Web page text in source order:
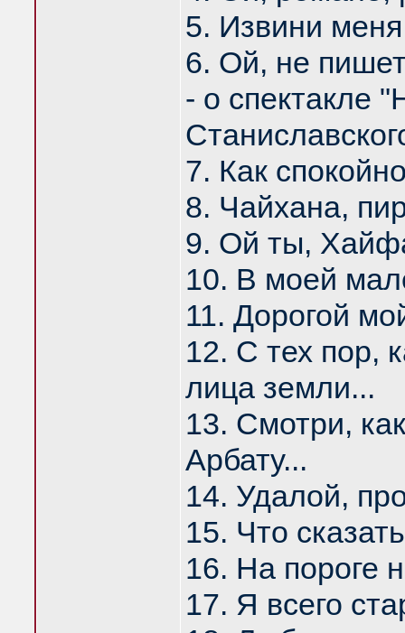
5. Извини
6. Ой, не
- о спектакле
7. Как
8. Чайхана,
9. Ой ты,
10. В моей
11. Дорогой
12. С тех пор,
лица земли...
13. Смотри,
Арбату...
14. Удалой,
15. Что
16. На пороге
17. Я всего